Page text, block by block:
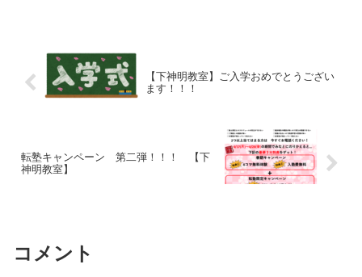
【下神明教室】ご入学おめでとうござい
ます！！！
転塾キャンペーン 第二弾！！！ 【下
神明教室】
コメント